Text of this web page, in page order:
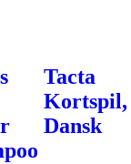
Tacta
Kortspil,
Dansk